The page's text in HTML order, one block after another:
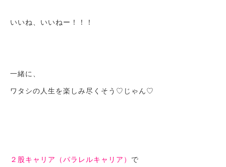
いいね、いいねー！！！
一緒に、
ワタシの人生を楽しみ尽くそう♡じゃん♡
２股キャリア（パラレルキャリア） で